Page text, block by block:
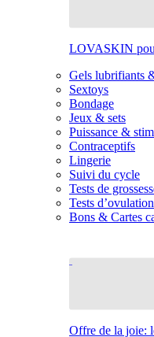
LOVASKIN
Gels lubrifiants
Sextoys
Bondage
Jeux & sets
Puissance &
Contraceptifs
Lingerie
Suivi du cycle
Tests de
Tests d’ovulation
Bons & Cartes
Offre de la joie: